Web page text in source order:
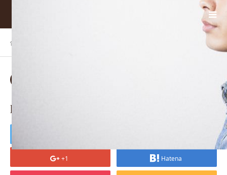
pixta_6868588_L_mini
+1 Hatena